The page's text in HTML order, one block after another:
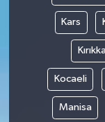
Kars
Kocaeli
Manisa